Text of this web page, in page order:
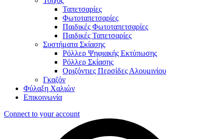
Ταπετσαρίες
Φωτοταπετσαρίες
Παιδικές Φωτοταπετσαρίες
Παιδικές Ταπετσαρίες
Συστήματα Σκίασης
Ρόλλερ Ψηφιακής Εκτύπωσης
Ρόλλερ Σκίασης
Οριζόντιες Περσίδες Αλουμινίου
Γκαζόν
Φύλαξη Χαλιών
Επικοινωνία
Connect to your account